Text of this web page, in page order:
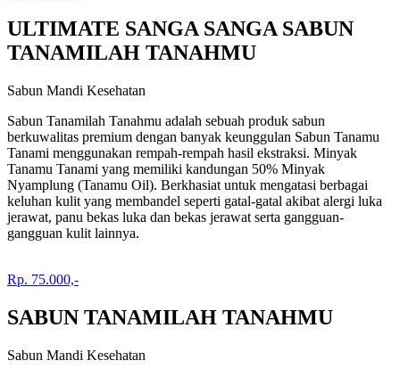
ULTIMATE SANGA SANGA SABUN
TANAMILAH TANAHMU
Sabun Mandi Kesehatan
Sabun Tanamilah Tanahmu adalah sebuah produk sabun
berkuwalitas premium dengan banyak keunggulan Sabun Tanamu
Tanami menggunakan rempah-rempah hasil ekstraksi. Minyak
Tanamu Tanami yang memiliki kandungan 50% Minyak
Nyamplung (Tanamu Oil). Berkhasiat untuk mengatasi berbagai
keluhan kulit yang membandel seperti gatal-gatal akibat alergi luka
jerawat, panu bekas luka dan bekas jerawat serta gangguan-
gangguan kulit lainnya.
Rp. 75.000,-
SABUN TANAMILAH TANAHMU
Sabun Mandi Kesehatan